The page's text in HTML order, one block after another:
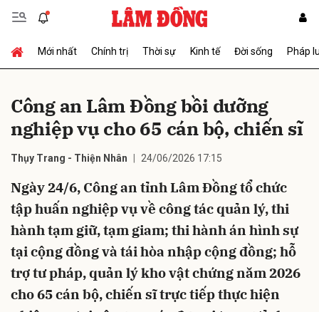
Mới nhất Chính trị Thời sự Kinh tế Đời sống Pháp
Công an Lâm Đồng bồi dưỡng
nghiệp vụ cho 65 cán bộ, chiến sĩ
Thụy Trang - Thiện Nhân 24/06/2026 17:15
Ngày 24/6, Công an tỉnh Lâm Đồng tổ chức
tập huấn nghiệp vụ về công tác quản lý, thi
hành tạm giữ, tạm giam; thi hành án hình sự
tại cộng đồng và tái hòa nhập cộng đồng; hỗ
trợ tư pháp, quản lý kho vật chứng năm 2026
cho 65 cán bộ, chiến sĩ trực tiếp thực hiện
Gửi bình luận
Hủy Gửi